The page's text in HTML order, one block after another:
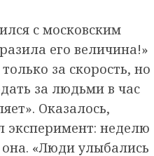
с московским
его величина!»
за скорость, но
за людьми в час
Оказалось,
эксперимент: неделю
«Люди улыбались